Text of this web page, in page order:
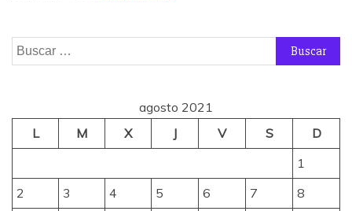
Buscar:
agosto 2021
L
M X J V S
D
1
2
3 4 5 6 7
8